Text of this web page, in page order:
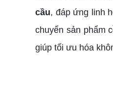
cầu, đáp ứng linh
chuyển sản phẩm
giúp tối ưu hóa